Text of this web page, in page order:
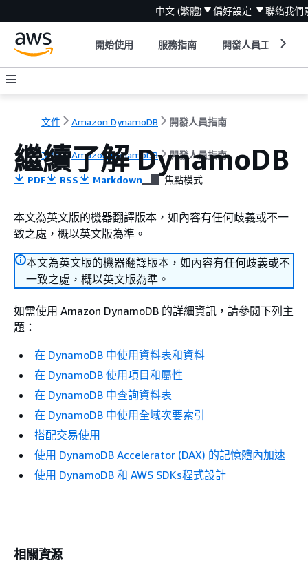
中文 (繁體) 偏好設定 聯絡我們
開始使用 服務指南 開發人員工具
文件 Amazon DynamoDB 開發人員指南
文件 Amazon DynamoDB 開發人員指南
繼續了解 DynamoDB
PDF RSS Markdown 焦點模式
本文為英文版的機器翻譯版本，如內容有任何歧義或不一
致之處，概以英文版為準。
本文為英文版的機器翻譯版本，如內容有任何歧義或不
一致之處，概以英文版為準。
如需使用 Amazon DynamoDB 的詳細資訊，請參閱下列主
題：
在 DynamoDB 中使用資料表和資料
在 DynamoDB 使用項目和屬性
在 DynamoDB 中查詢資料表
在 DynamoDB 中使用全域次要索引
搭配交易使用
使用 DynamoDB Accelerator (DAX) 的記憶體內加速
使用 DynamoDB 和 AWS SDKs程式設計
相關資源